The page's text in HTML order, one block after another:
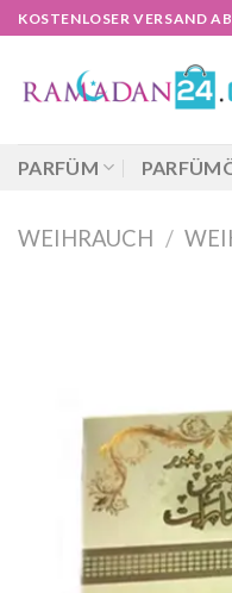
Zum
Inhalt
KOSTENLOSER VERSAND
PARFÜM
WEIHRAUCH /